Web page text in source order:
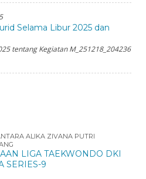
Selama Libur 2025 dan
tentang Kegiatan M_251218_204236
ALIKA ZIVANA PUTRI
LIGA TAEKWONDO DKI
SERIES-9